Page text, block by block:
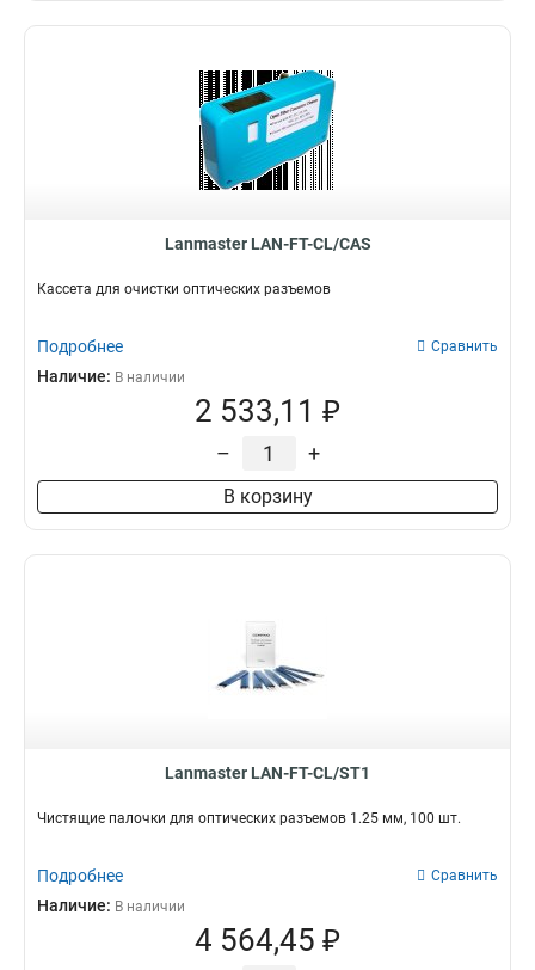
Lanmaster LAN-FT-CL/CAS
Кассета для очистки оптических разъемов
Подробнее Сравнить
Наличие: В наличии
2 533,11 ₽
– +
В корзину
Lanmaster LAN-FT-CL/ST1
Чистящие палочки для оптических разъемов 1.25 мм, 100 шт.
Подробнее Сравнить
Наличие: В наличии
4 564,45 ₽